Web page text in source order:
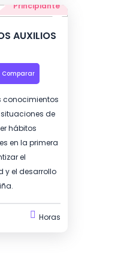
Principiante
AUXILIOS
Comparar
conocimientos
de
hábitos
en la primera
el
y el desarrollo
Horas